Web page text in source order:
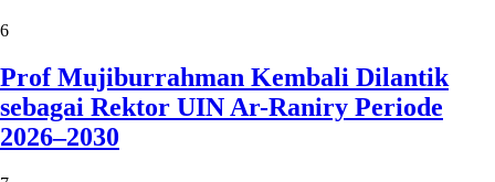
6
Prof Mujiburrahman Kembali Dilantik
sebagai Rektor UIN Ar-Raniry Periode
2026–2030